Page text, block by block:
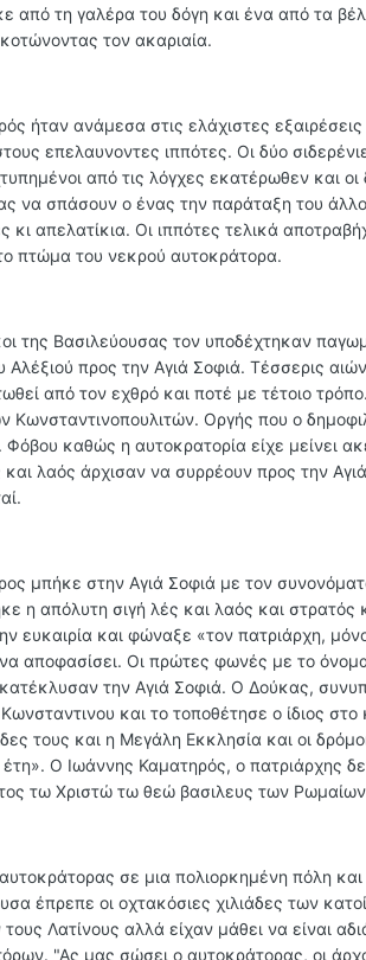
από τη γαλέρα του δόγη και ένα από τα
τον ακαριαία.
ήταν ανάμεσα στις ελάχιστες
επελαυνοντες ιππότες. Οι δύο
από τις λόγχες εκατέρωθεν και
να σπάσουν ο ένας την παράταξη του
κι απελατίκια. Οι ιππότες τελικά
πτώμα του νεκρού αυτοκράτορα.
της Βασιλεύουσας τον υποδέχτηκαν
Αλέξιού προς την Αγιά Σοφιά. Τέσσερις
από τον εχθρό και ποτέ με τέτοιο
Κωνσταντινοπουλιτών. Οργής που ο
Φόβου καθώς η αυτοκρατορία είχε μείνει
και λαός άρχισαν να συρρέουν προς την
μπήκε στην Αγιά Σοφιά με τον
η απόλυτη σιγή λές και λαός και
ευκαιρία και φώναξε «τον πατριάρχη,
αποφασίσει. Οι πρώτες φωνές με το
την Αγιά Σοφιά. Ο Δούκας,
και το τοποθέτησε ο ίδιος
τους και η Μεγάλη Εκκλησία και οι
Ο Ιωάννης Καματηρός, ο πατριάρχης
τω Χριστώ τω θεώ βασιλευς των
σε μια πολιορκημένη πόλη
έπρεπε οι οχτακόσιες χιλιάδες των
τους Λατίνους αλλά είχαν μάθει να είναι
"Ας μας σώσει ο αυτοκράτορας, οι